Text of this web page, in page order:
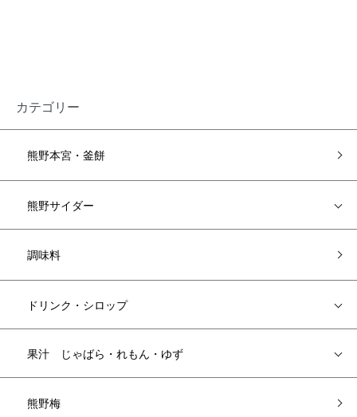
カテゴリー
熊野本宮・釜餅
熊野サイダー
調味料
ドリンク・シロップ
果汁 じゃばら・れもん・ゆず
熊野梅